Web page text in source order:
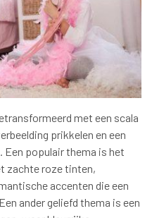
met een scala
prikkelen en een
populair thema is het
zachte roze tinten,
accenten die een
ander geliefd thema is een